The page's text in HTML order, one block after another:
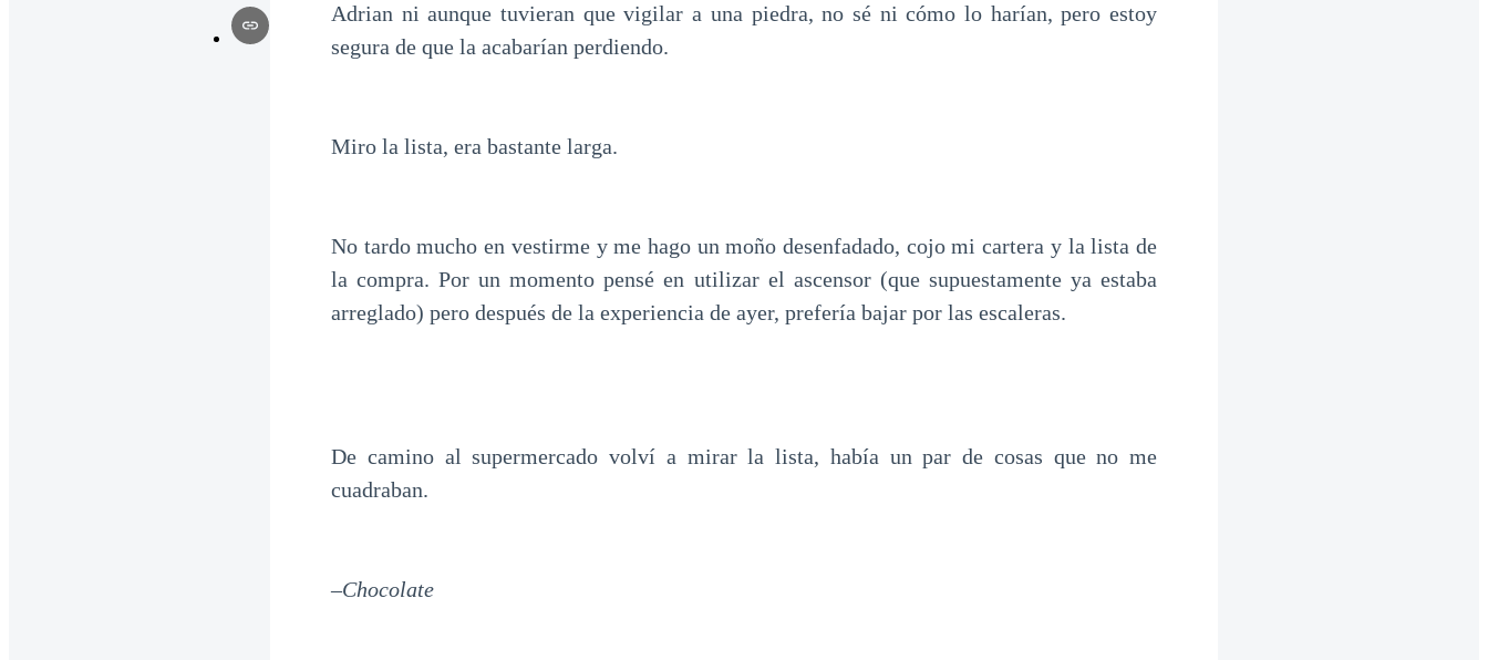
Adrian ni aunque tuvieran que vigilar a una piedra, no sé ni cómo lo harían, pero estoy
segura de que la acabarían perdiendo.
Miro la lista, era bastante larga.
No tardo mucho en vestirme y me hago un moño desenfadado, cojo mi cartera y la lista de
la compra. Por un momento pensé en utilizar el ascensor (que supuestamente ya estaba
arreglado) pero después de la experiencia de ayer, prefería bajar por las escaleras.
De camino al supermercado volví a mirar la lista, había un par de cosas que no me
cuadraban.
–Chocolate